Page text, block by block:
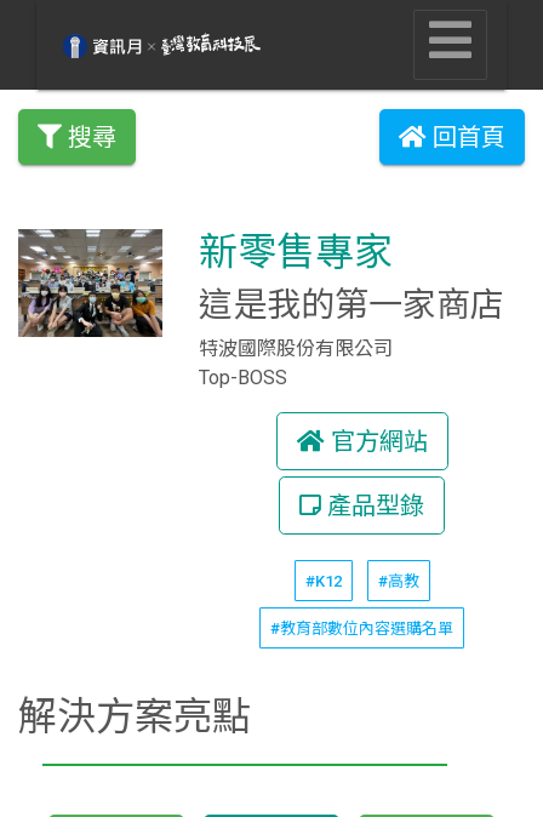
搜尋 回首頁
新零售專家
這是我的第一家商店
特波國際股份有限公司
Top-BOSS
官方網站
產品型錄
#K12 #高教
#教育部數位內容選購名單
解決方案亮點